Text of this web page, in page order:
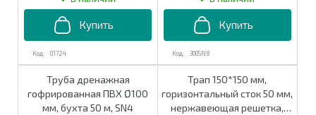
01724 300SN8
Труба дренажная
гофрированная ПВХ Ø100
мм, бухта 50 м, SN4
Трап 150*150 мм,
горизонтальный сток 50 мм,
нержавеющая решетка,